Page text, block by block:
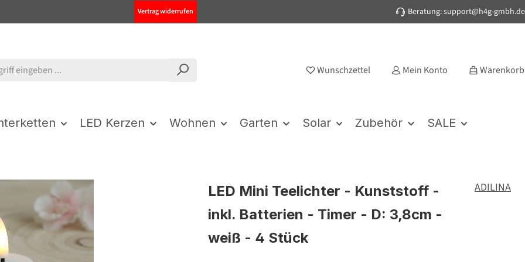
Vertrag widerrufen Beratung: support@h4g-gmbh.de
Wunschzettel Mein Konto Warenkorb
LED Kerzen Wohnen Garten Solar Zubehör SALE
LED Mini Teelichter - Kunststoff -
inkl. Batterien - Timer - D: 3,8cm -
weiß - 4 Stück
ADILINA